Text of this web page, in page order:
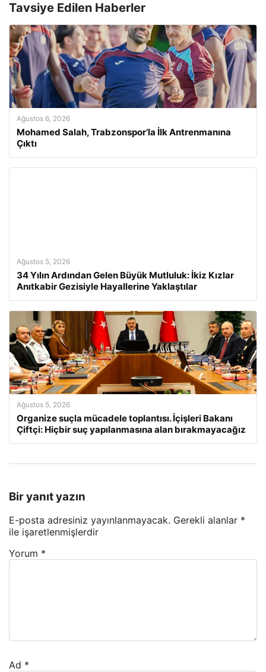
Tavsiye Edilen Haberler
Ağustos 6, 2026
Mohamed Salah, Trabzonspor’la İlk Antrenmanına
Çıktı
Ağustos 5, 2026
34 Yılın Ardından Gelen Büyük Mutluluk: İkiz Kızlar
Anıtkabir Gezisiyle Hayallerine Yaklaştılar
Ağustos 5, 2026
Organize suçla mücadele toplantısı. İçişleri Bakanı
Çiftçi: Hiçbir suç yapılanmasına alan bırakmayacağız
Bir yanıt yazın
E-posta adresiniz yayınlanmayacak. Gerekli alanlar *
ile işaretlenmişlerdir
Yorum *
Ad *